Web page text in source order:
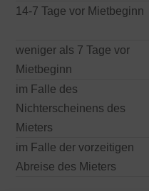
14-7 Tage vor Mietbeginn
weniger als 7 Tage vor
Mietbeginn
im Falle des
Nichterscheinens des
Mieters
im Falle der vorzeitigen
Abreise des Mieters